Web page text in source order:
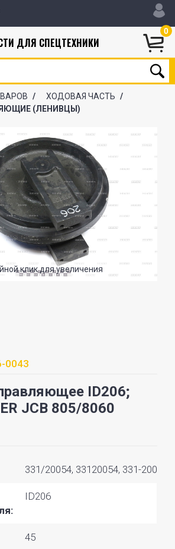
0
ДЛЯ СПЕЦТЕХНИКИ
/ ХОДОВАЯ ЧАСТЬ /
(ЛЕНИВЦЫ)
клик для увеличения
0043
ID206;
JCB 805/8060
331/20054, 33120054, 331-20054
ID206
45